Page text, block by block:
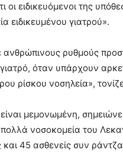
οι ειδικευόμενοι της
ειδικευμένου γιατρού».
ανθρώπινους ρυθμούς
όταν υπάρχουν
ρίσκου νοσηλεία»,
μεμονωμένη,
νοσοκομεία του
45 ασθενείς συν